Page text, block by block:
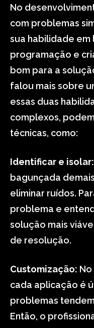
No
com problemas
sua habilidade em
programação e
bom para a
falou mais sobre
essas duas
complexos,
técnicas, como:
Identificar e isolar:
bagunçada
eliminar ruídos.
problema e
solução mais
de resolução.
Customização:
cada aplicação é
problemas
Então, o